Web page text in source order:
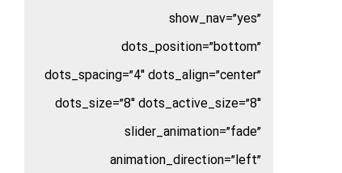
show_nav=”yes”
dots_position=”bottom”
dots_spacing=”4″ dots_align=”center”
dots_size=”8″ dots_active_size=”8″
slider_animation=”fade”
animation_direction=”left”